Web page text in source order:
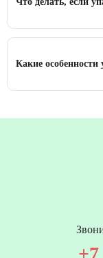
Какие особенности